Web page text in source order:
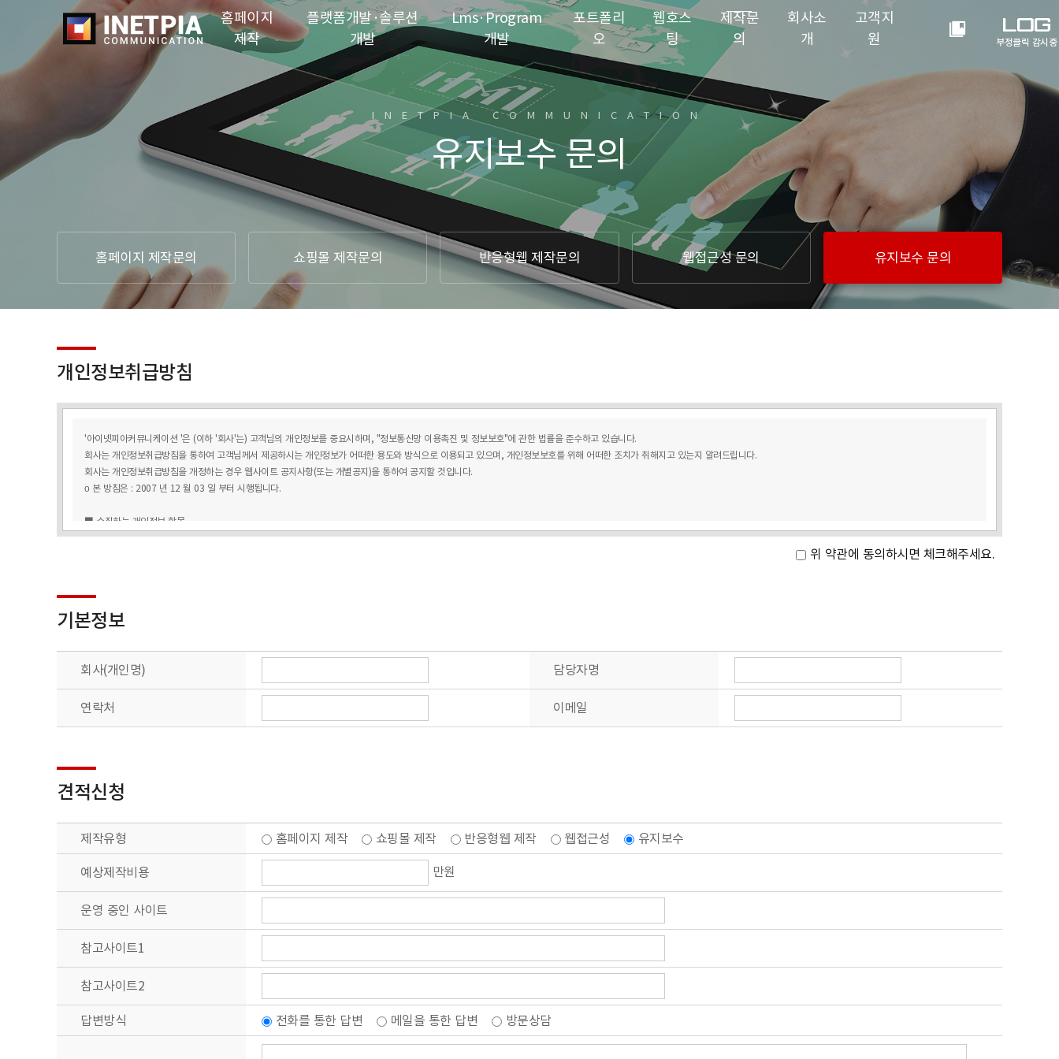
부정클릭 감시중
홈페이지
제작
플랫폼개발·솔루션
개발
Lms·Program
개발
포트폴리
오
웹호스
팅
제작문
의
회사소
개
고객지
원
INETPIA COMMUNICATION​
유지보수 문의
홈페이지 제작문의 쇼핑몰 제작문의 반응형웹 제작문의 웹접근성 문의 유지보수 문의
개인정보취급방침
'아이넷피아커뮤니케이션 '은 (이하 '회사'는) 고객님의 개인정보를 중요시하며, "정보통신망 이용촉진 및 정보보호"에 관한 법률을 준수하고 있습니다.
회사는 개인정보취급방침을 통하여 고객님께서 제공하시는 개인정보가 어떠한 용도와 방식으로 이용되고 있으며, 개인정보보호를 위해 어떠한 조치가 취해지고 있는지 알려드립니다.
회사는 개인정보취급방침을 개정하는 경우 웹사이트 공지사항(또는 개별공지)을 통하여 공지할 것입니다.
ο 본 방침은 : 2007 년 12 월 03 일 부터 시행됩니다.
■ 수집하는 개인정보 항목
회사는 회원가입, 상담, 서비스 신청 등등을 위해 아래와 같은 개인정보를 수집하고 있습니다.
회사는 수집한 개인정보를 다음의 목적을 위해 활용합니다.
회원제 서비스 이용에 따른 본인확인 , 개인 식별 , 불량회원의 부정 이용 방지와 비인가 사용 방지 , 가입 의사 확인 , 불만처리 등 민원처리 , 고지사항 전달
ο 마케팅 및 광고에 활용: 이벤트 등 광고성 정보 전달 , 접속 빈도 파악 또는 회원의 서비스 이용에 대한 통계
■ 개인정보의 보유 및 이용기간
회사는 개인정보 수집 및 이용목적이 달성된 후에는 예외 없이 해당 정보를 지체 없이 파기합니다.
회사는 원칙적으로 개인정보 수집 및 이용목적이 달성된 후에는 해당 정보를 지체없이 파기합니다. 파기절차 및 방법은 다음과 같습니다.
ο 파기절차
별도 DB로 옮겨진 개인정보는 법률에 의한 경우가 아니고서는 보유되어지는 이외의 다른 목적으로 이용되지 않습니다.
ο 파기방법
- 전자적 파일형태로 저장된 개인정보는 기록을 재생할 수 없는 기술적 방법을 사용하여 삭제합니다.
- 종이에 출력된 개인정보는 분쇄기로 분쇄하거나 소각을 통하여 파기합니다.
■ 개인정보 제공
회사는 이용자의 개인정보를 원칙적으로 외부에 제공하지 않습니다. 다만, 아래의 경우에는 예외로 합니다.
- 이용자들이 사전에 동의한 경우
- 법령의 규정에 의거하거나, 수사 목적으로 법령에 정해진 절차와 방법에 따라 수사기관의 요구가 있는 경우
회사는 고객님의 동의없이 고객님의 정보를 외부 업체에 위탁하지 않습니다. 향후 그러한 필요가 생길 경우, 위탁 대상자와 위탁 업무 내용에 대해 고객님에게 통지하고 필요한 경우 사전 동의를 받도록 하겠습니다.
위 약관에 동의하시면 체크해주세요.
기본정보
회사(개인명) 담당자명
연락처 이메일
견적신청
제작유형 홈페이지 제작 쇼핑몰 제작 반응형웹 제작 웹접근성 유지보수
예상제작비용 만원
운영 중인 사이트
참고사이트1
참고사이트2
답변방식 전화를 통한 답변 메일을 통한 답변 방문상담
전
체
열